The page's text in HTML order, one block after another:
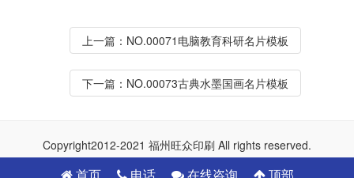
上一篇： NO.00071电脑教育科研名片模板
下一篇： NO.00073古典水墨国画名片模板
Copyright2012-2021 福州旺众印刷 All rights reserved.